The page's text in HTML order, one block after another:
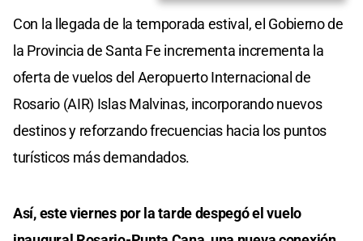
Con la llegada de la temporada estival, el Gobierno de
la Provincia de Santa Fe incrementa incrementa la
oferta de vuelos del Aeropuerto Internacional de
Rosario (AIR) Islas Malvinas, incorporando nuevos
destinos y reforzando frecuencias hacia los puntos
turísticos más demandados.
Así, este viernes por la tarde despegó el vuelo